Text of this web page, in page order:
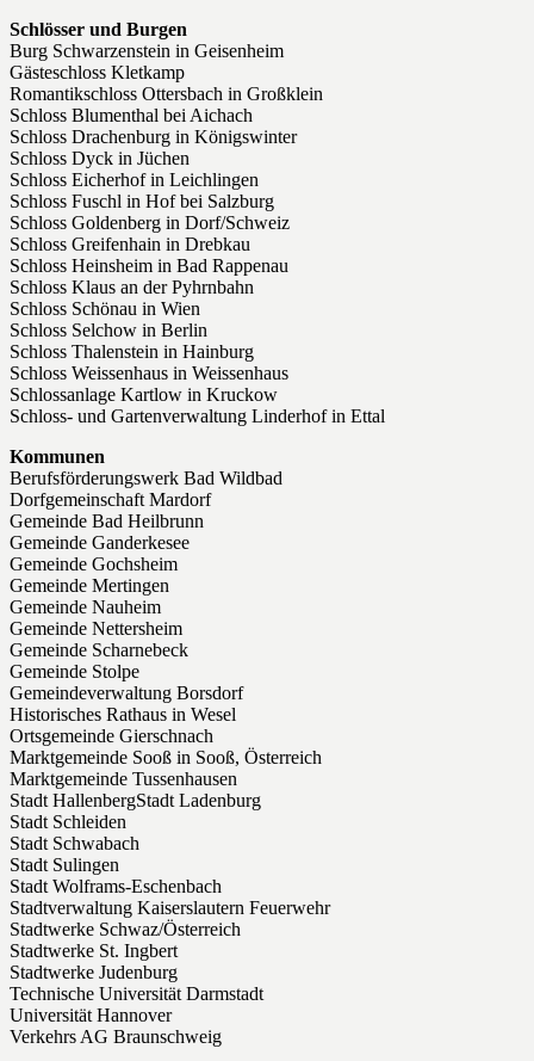
Schlösser und Burgen
Burg Schwarzenstein in Geisenheim
Gästeschloss Kletkamp
Romantikschloss Ottersbach in Großklein
Schloss Blumenthal bei Aichach
Schloss Drachenburg in Königswinter
Schloss Dyck in Jüchen
Schloss Eicherhof in Leichlingen
Schloss Fuschl in Hof bei Salzburg
Schloss Goldenberg in Dorf/Schweiz
Schloss Greifenhain in Drebkau
Schloss Heinsheim in Bad Rappenau
Schloss Klaus an der Pyhrnbahn
Schloss Schönau in Wien
Schloss Selchow in Berlin
Schloss Thalenstein in Hainburg
Schloss Weissenhaus in Weissenhaus
Schlossanlage Kartlow in Kruckow
Schloss- und Gartenverwaltung Linderhof in Ettal
Kommunen
Berufsförderungswerk Bad Wildbad
Dorfgemeinschaft Mardorf
Gemeinde Bad Heilbrunn
Gemeinde Ganderkesee
Gemeinde Gochsheim
Gemeinde Mertingen
Gemeinde Nauheim
Gemeinde Nettersheim
Gemeinde Scharnebeck
Gemeinde Stolpe
Gemeindeverwaltung Borsdorf
Historisches Rathaus in Wesel
Ortsgemeinde Gierschnach
Marktgemeinde Sooß in Sooß, Österreich
Marktgemeinde Tussenhausen
Stadt HallenbergStadt Ladenburg
Stadt Schleiden
Stadt Schwabach
Stadt Sulingen
Stadt Wolframs-Eschenbach
Stadtverwaltung Kaiserslautern Feuerwehr
Stadtwerke Schwaz/Österreich
Stadtwerke St. Ingbert
Stadtwerke Judenburg
Technische Universität Darmstadt
Universität Hannover
Verkehrs AG Braunschweig